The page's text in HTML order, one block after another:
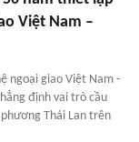
Việt Nam –
ngoại giao Việt Nam -
định vai trò cầu
Thái Lan trên